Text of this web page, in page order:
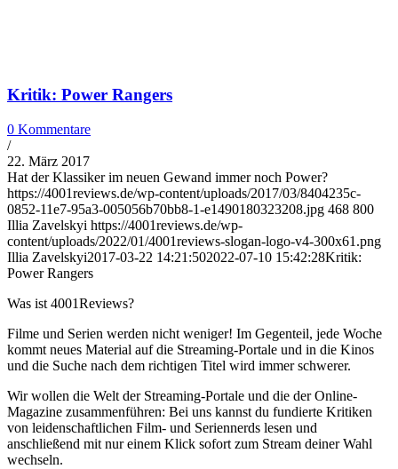
Kritik: Power Rangers
0 Kommentare
/
22. März 2017
Hat der Klassiker im neuen Gewand immer noch Power?
https://4001reviews.de/wp-content/uploads/2017/03/8404235c-
0852-11e7-95a3-005056b70bb8-1-e1490180323208.jpg 468 800
Illia Zavelskyi https://4001reviews.de/wp-
content/uploads/2022/01/4001reviews-slogan-logo-v4-300x61.png
Illia Zavelskyi2017-03-22 14:21:502022-07-10 15:42:28Kritik:
Power Rangers
Was ist 4001Reviews?
Filme und Serien werden nicht weniger! Im Gegenteil, jede Woche
kommt neues Material auf die Streaming-Portale und in die Kinos
und die Suche nach dem richtigen Titel wird immer schwerer.
Wir wollen die Welt der Streaming-Portale und die der Online-
Magazine zusammenführen: Bei uns kannst du fundierte Kritiken
von leidenschaftlichen Film- und Seriennerds lesen und
anschließend mit nur einem Klick sofort zum Stream deiner Wahl
wechseln.